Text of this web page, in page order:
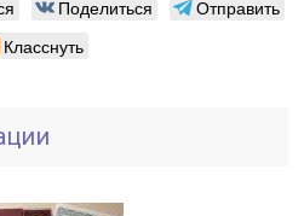
Поделиться
Отправить
Класснуть